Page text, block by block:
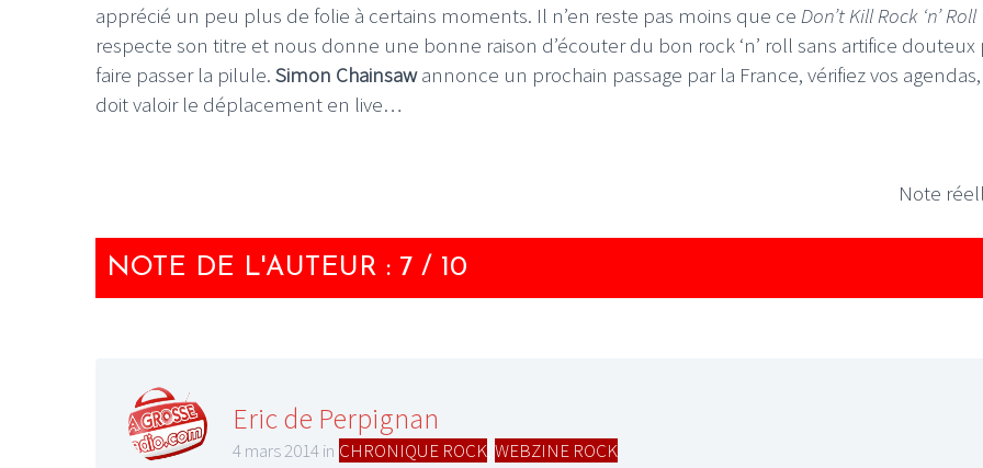
apprécié un peu plus de folie à certains moments. Il n’en reste pas moins que ce Don’t Kill Rock ‘n’ Roll
respecte son titre et nous donne une bonne raison d’écouter du bon rock ‘n’ roll sans artifice douteux
faire passer la pilule. Simon Chainsawannonce un prochain passage par la France, vérifiez vos
doit valoir le déplacement en live…
Note
NOTE DE L'AUTEUR : 7 / 10
Eric de Perpignan
4 mars 2014 in CHRONIQUE ROCK WEBZINE ROCK